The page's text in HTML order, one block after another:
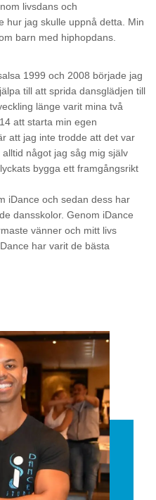
livsdans och
hur jag skulle uppnå detta. Min
barn med hiphopdans.
1999 och 2008 började jag
till att sprida dansglädjen till
länge varit mina två
att starta min egen
att jag inte trodde att det var
något jag såg mig själv
bygga ett framgångsrikt
iDance och sedan dess har
dansskolor. Genom iDance
vänner och mitt livs
har varit de bästa